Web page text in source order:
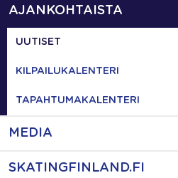
AJANKOHTAISTA
UUTISET
KILPAILUKALENTERI
TAPAHTUMAKALENTERI
MEDIA
SKATINGFINLAND.FI